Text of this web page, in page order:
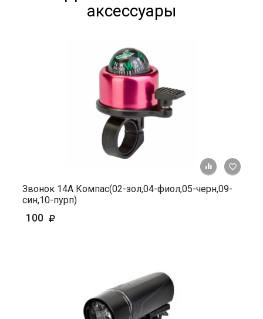
аксессуары
+ К
Звонок 14А Компас(02-зол,04-фиол,05-черн,09-
син,10-пурп)
100